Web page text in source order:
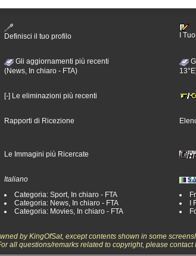
Definisci il tuo profilo
I
Gli aggiornamenti più recenti
(News, In chiaro - FTA)
[-] Le eliminazioni più recenti
Rapporti di Ricezione
Le Immagini più Ricercate
Italiano
Categoria: Sport, In chiaro - FTA
Categoria: News, In chiaro - FTA
Categoria: Movies, In chiaro - FTA
by KingOfSat, except contents shown in some
all questions/remarks related to copyright, please contact